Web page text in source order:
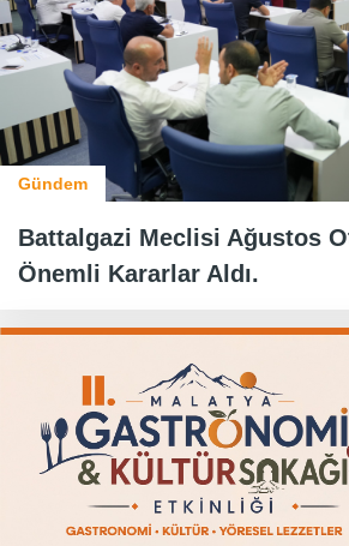
Gündem
Battalgazi Meclisi Ağustos
Önemli Kararlar Aldı.